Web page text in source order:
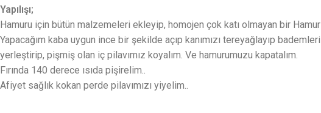
Yapılışı;
Hamuru için bütün malzemeleri ekleyip, homojen çok katı olmayan bir
Yapacağım kaba uygun ince bir şekilde açıp kanımızı tereyağlayıp
yerleştirip, pişmiş olan iç pilavımız koyalım. Ve hamurumuzu kapatalım.
Fırında 140 derece ısıda pişirelim..
Afiyet sağlık kokan perde pilavımızı yiyelim..